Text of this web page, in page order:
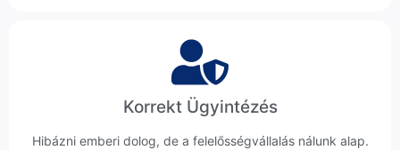
Korrekt Ügyintézés
Hibázni emberi dolog, de a felelősségvállalás nálunk alap.